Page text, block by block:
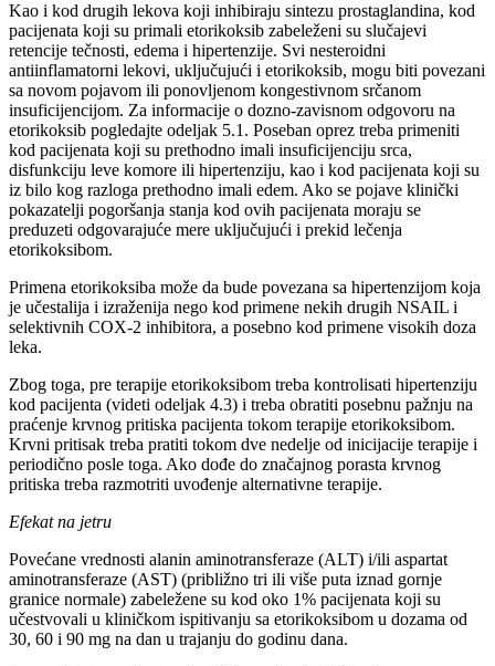
Kao i kod drugih lekova koji inhibiraju sintezu prostaglandina, kod
pacijenata koji su primali etorikoksib zabeleženi su slučajevi
retencije tečnosti, edema i hipertenzije. Svi nesteroidni
antiinflamatorni lekovi, uključujući i etorikoksib, mogu biti povezani
sa novom pojavom ili ponovljenom kongestivnom srčanom
insuficijencijom. Za informacije o dozno-zavisnom odgovoru na
etorikoksib pogledajte odeljak 5.1. Poseban oprez treba primeniti
kod pacijenata koji su prethodno imali insuficijenciju srca,
disfunkciju leve komore ili hipertenziju, kao i kod pacijenata koji su
iz bilo kog razloga prethodno imali edem. Ako se pojave klinički
pokazatelji pogoršanja stanja kod ovih pacijenata moraju se
preduzeti odgovarajuće mere uključujući i prekid lečenja
etorikoksibom.
Primena etorikoksiba može da bude povezana sa hipertenzijom koja
je učestalija i izraženija nego kod primene nekih drugih NSAIL i
selektivnih COX-2 inhibitora, a posebno kod primene visokih doza
leka.
Zbog toga, pre terapije etorikoksibom treba kontrolisati hipertenziju
kod pacijenta (videti odeljak 4.3) i treba obratiti posebnu pažnju na
praćenje krvnog pritiska pacijenta tokom terapije etorikoksibom.
Krvni pritisak treba pratiti tokom dve nedelje od inicijacije terapije i
periodično posle toga. Ako dođe do značajnog porasta krvnog
pritiska treba razmotriti uvođenje alternativne terapije.
Efekat na jetru
Povećane vrednosti alanin aminotransferaze (ALT) i/ili aspartat
aminotransferaze (AST) (približno tri ili više puta iznad gornje
granice normale) zabeležene su kod oko 1% pacijenata koji su
učestvovali u kliničkom ispitivanju sa etorikoksibom u dozama od
30, 60 i 90 mg na dan u trajanju do godinu dana.